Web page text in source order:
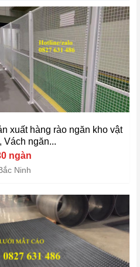
xuất hàng rào ngăn kho vật
Vách ngăn...
ngàn
Ninh